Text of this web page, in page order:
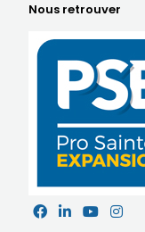
Nous retrouver